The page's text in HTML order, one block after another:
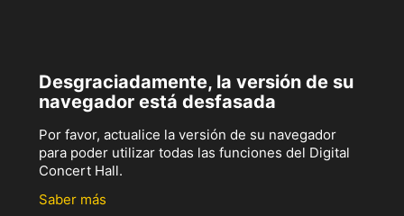
Desgraciadamente, la versión de su
navegador está desfasada
Por favor, actualice la versión de su navegador
para poder utilizar todas las funciones del Digital
Concert Hall.
Saber más